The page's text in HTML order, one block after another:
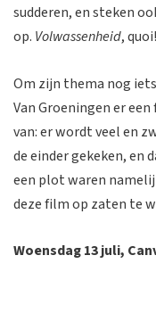
sudderen, en steken
op. Volwassenheid, quoi!
Om zijn thema nog
Van Groeningen er
van: er wordt veel en
de einder gekeken, en
een plot waren
deze film op zaten te
Woensdag 13 juli,